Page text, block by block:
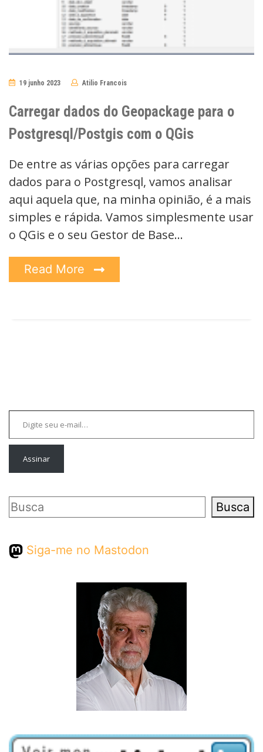
19 junho 2023 Atilio Francois
Carregar dados do Geopackage para o
Postgresql/Postgis com o QGis
De entre as várias opções para carregar
dados para o Postgresql, vamos analisar
aqui aquela que, na minha opinião, é a mais
simples e rápida. Vamos simplesmente usar
o QGis e o seu Gestor de Base…
Read More
Digite seu e-mail…
Assinar
Pesquisar Busca
Siga-me no Mastodon